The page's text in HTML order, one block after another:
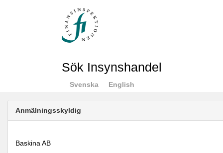
Sök Insynshandel
Svenska English
Anmälningsskyldig
Baskina AB